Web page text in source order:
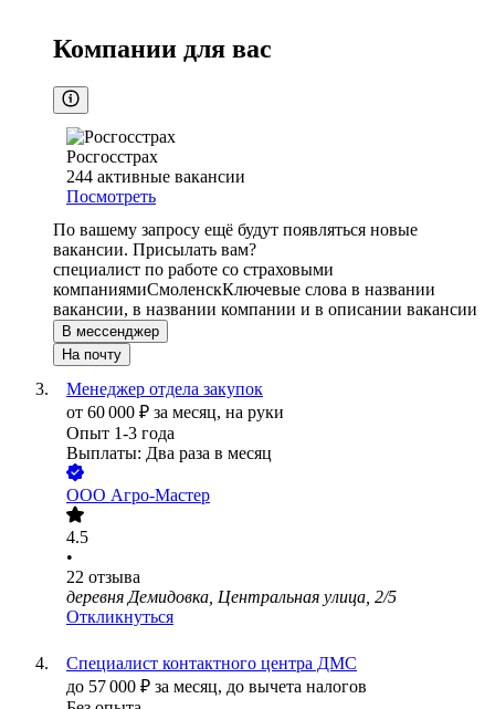
Компании для вас
Росгосстрах
244 активные вакансии
Посмотреть
По вашему запросу ещё будут появляться новые
вакансии. Присылать вам?
специалист по работе со страховыми
компаниямиСмоленскКлючевые слова в названии
вакансии, в названии компании и в описании вакансии
В мессенджер
На почту
Менеджер отдела закупок
от 60 000 ₽ за месяц, на руки
Опыт 1-3 года
Выплаты: Два раза в месяц
ООО Агро-Мастер
4.5
•
22 отзыва
деревня Демидовка, Центральная улица, 2/5
Откликнуться
Специалист контактного центра ДМС
до 57 000 ₽ за месяц, до вычета налогов